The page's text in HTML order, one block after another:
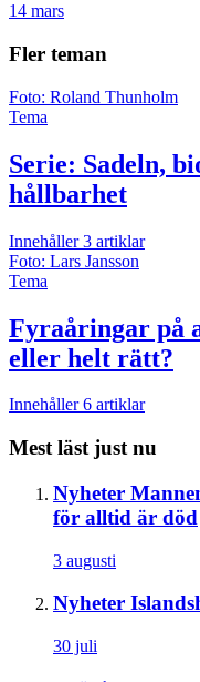
14 mars
Fler teman
Foto: Roland Thunholm
Tema
Serie: Sadeln,
hållbarhet
Innehåller3 artiklar
Foto: Lars Jansson
Tema
Fyraåringar på
eller helt rätt?
Innehåller6 artiklar
Mest läst just nu
Nyheter
för alltid är död
3 augusti
Nyheter
30 juli